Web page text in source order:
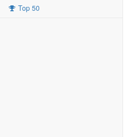
Top 50